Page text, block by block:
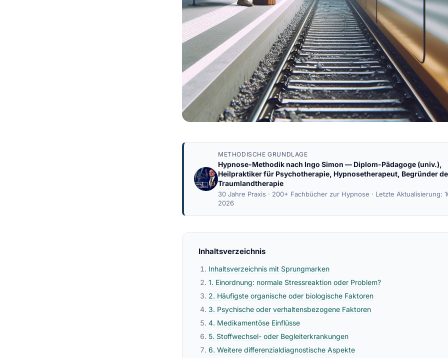
METHODISCHE GRUNDLAGE
Hypnose-Methodik nach Ingo Simon — Diplom-Pädagoge (univ.),
Heilpraktiker für Psychotherapie, Hypnosetherapeut, Begründer
Traumlandtherapie
30 Jahre Praxis · 200+ Fachbücher zur Hypnose · Letzte Aktualisierung:
2026
Inhaltsverzeichnis
Inhaltsverzeichnis mit Sprungmarken
1. Einordnung: normale Stressreaktion oder Problem?
2. Häufigste organische oder biologische Faktoren
3. Psychische oder verhaltensbezogene Faktoren
4. Medikamentöse Einflüsse
5. Stoffwechsel- oder Begleiterkrankungen
6. Weitere differenzialdiagnostische Aspekte